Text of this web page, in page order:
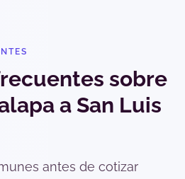
sobre
a San Luis
antes de cotizar